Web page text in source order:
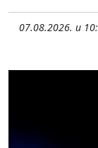
07.08.2026. u